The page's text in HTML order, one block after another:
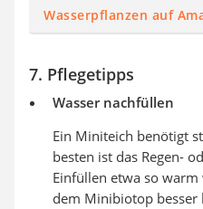
Wasserpflanzen auf
7. Pflegetipps
Wasser nachfüllen
Ein Miniteich benötigt
besten ist das Regen-
Einfüllen etwa so warm
dem Minibiotop